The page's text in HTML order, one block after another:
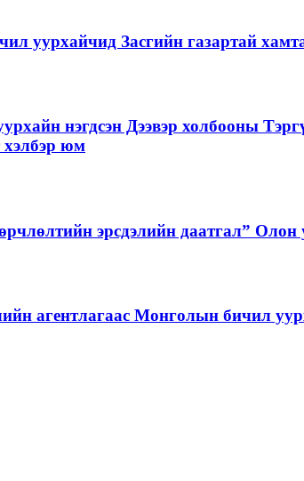
уурхайчид Засгийн газартай
нэгдсэн Дээвэр холбооны
хэлбэр юм
эрсдэлийн даатгал”
агентлагаас Монголын бичил